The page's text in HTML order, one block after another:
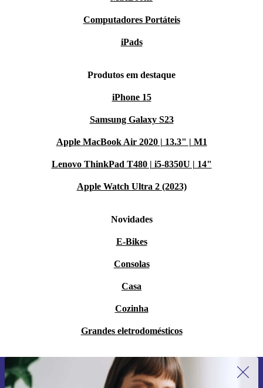
Computadores Portáteis
iPads
Produtos em destaque
iPhone 15
Samsung Galaxy S23
Apple MacBook Air 2020 | 13.3" | M1
Lenovo ThinkPad T480 | i5-8350U | 14"
Apple Watch Ultra 2 (2023)
Novidades
E-Bikes
Consolas
Casa
Cozinha
Grandes eletrodomésticos
Subscreve a nossa newsletter pela